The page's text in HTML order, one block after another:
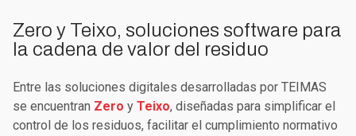
Zero y Teixo, soluciones software para
la cadena de valor del residuo
Entre las soluciones digitales desarrolladas por TEIMAS
se encuentran Zero y Teixo, diseñadas para simplificar el
control de los residuos, facilitar el cumplimiento normativo